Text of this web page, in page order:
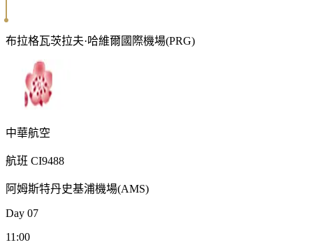
布拉格瓦茨拉夫·哈維爾國際機場(PRG)
中華航空
航班 CI9488
阿姆斯特丹史基浦機場(AMS)
Day 07
11:00